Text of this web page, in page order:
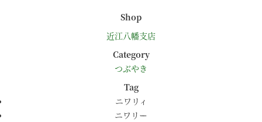
Shop
近江八幡支店
Category
つぶやき
Tag
ニワリィ
ニワリー